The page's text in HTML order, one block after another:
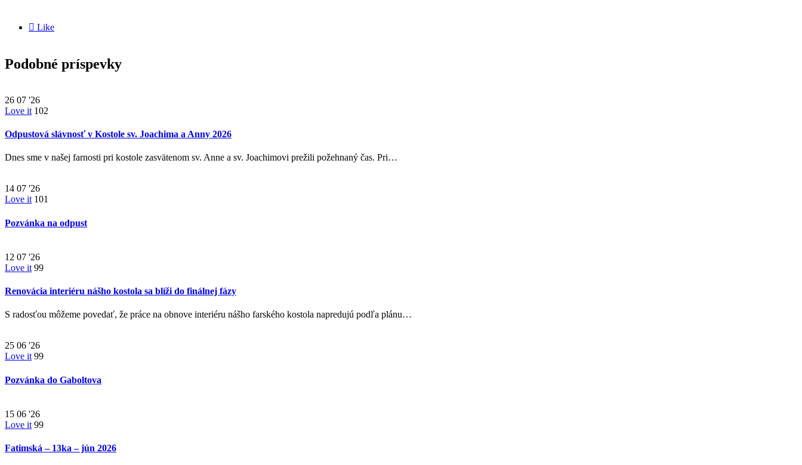
 Like
Podobné príspevky
26 07 '26
Love it 102
Odpustová slávnosť v Kostole sv. Joachima a Anny 2026
Dnes sme v našej farnosti pri kostole zasvätenom sv. Anne a sv. Joachimovi prežili požehnaný čas. Pri…
14 07 '26
Love it 101
Pozvánka na odpust
12 07 '26
Love it 99
Renovácia interiéru nášho kostola sa blíži do finálnej fázy
S radosťou môžeme povedať, že práce na obnove interiéru nášho farského kostola napredujú podľa plánu…
25 06 '26
Love it 99
Pozvánka do Gaboltova
15 06 '26
Love it 99
Fatimská – 13ka – jún 2026